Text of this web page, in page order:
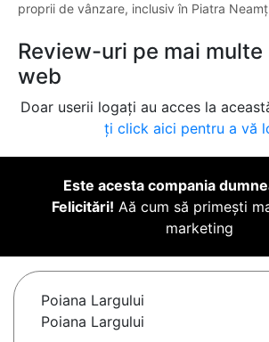
proprii de vânzare, inclusiv în Piatra
Review-uri pe mai
web
Doar userii logați au acces la
ți click aici pentru a vă
Este acesta compania
Felicitări! Aă cum să primești
marketing
Poiana Largului
Poiana Largului